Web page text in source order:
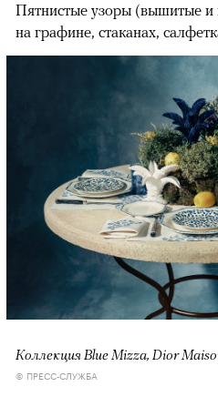
Пятнистые узоры (вышитые и
на графине, стаканах,
Коллекция Blue Mizza, Dior
© ПРЕСС-СЛУЖБА